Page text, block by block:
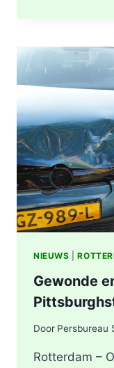
NA
NIEUWS |
Gewonde
Door Persbureau
Rotterdam –